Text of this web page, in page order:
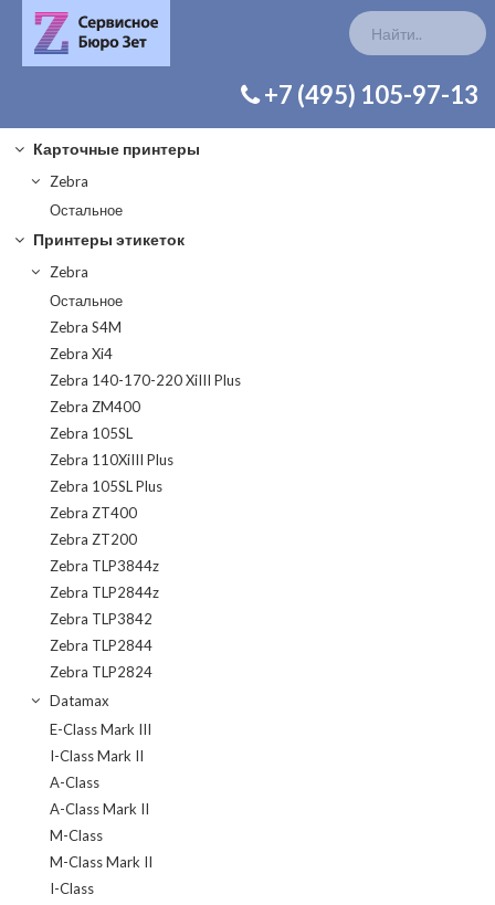
+7 (495) 105-97-13
Карточные принтеры
Zebra
Остальное
Принтеры этикеток
Zebra
Остальное
Zebra S4M
Zebra Xi4
Zebra 140-170-220 XiIII Plus
Zebra ZM400
Zebra 105SL
Zebra 110XiIII Plus
Zebra 105SL Plus
Zebra ZT400
Zebra ZT200
Zebra TLP3844z
Zebra TLP2844z
Zebra TLP3842
Zebra TLP2844
Zebra TLP2824
Datamax
E-Class Mark III
I-Class Mark II
A-Class
A-Class Mark II
M-Class
M-Class Mark II
I-Class